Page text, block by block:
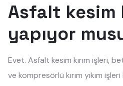
Asfalt kesim
yapıyor
Evet. Asfalt kesim kırım işleri,
ve kompresörlü kırım yıkım